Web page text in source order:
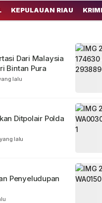
dan Terbaru Hari Ini
KEPULAUAN RIAU
lalu
Dari Malaysia
Bintan Pura
lalu
Ditpolair Polda
Penyeludupan